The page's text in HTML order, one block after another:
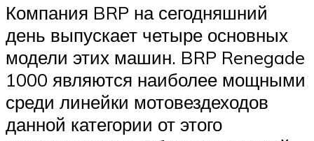
Компания BRP на сегодняшний
день выпускает четыре основных
модели этих машин. BRP Renegade
1000 являются наиболее мощными
среди линейки мотовездеходов
данной категории от этого